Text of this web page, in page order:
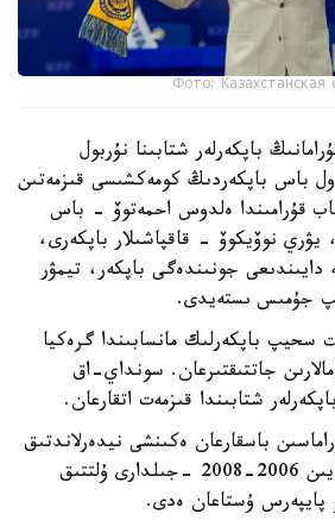
Фото:
باپكەرلەر شتابىنا نۇربول
باس باپكەردىڭ كومەكشىسى قىزمەتىن
قۇرامىندا ەلدوس احمەتوۆ - باس
نوۆيكوۆ - قاقپاشىلار باپكەرى،
جونىندەگى باپكەر، تيمۋر
جۇمىس ىستەيدى.
سحيپ باپكەرلىك مانسابىندا گرەكيا
جاتتىقتىرعان. سونداي-اق
شتابىندا قىزمەت اتقارعان.
باسقارعان ەكىنشى نيدەرلاندتىق
مامان اتاندى. بۇعان دەيىن 2006-2008 -جىلدارى ۇلتتىق
پايپەرس ۇستاعان ەدى.